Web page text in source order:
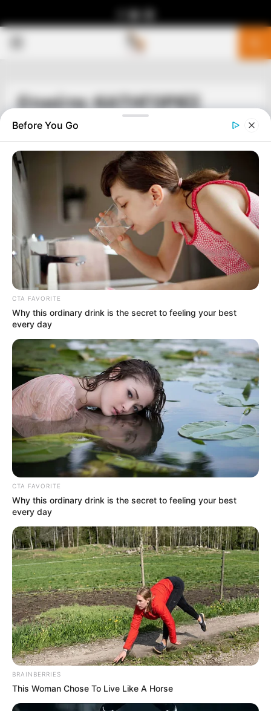
Ετικέτα: ΚΑΤΗΓΟΡΙΕΣ
ΑΠΟΨΕΙΣ ΡΟΗ ΤΩΝ ΑΡΘΡΩΝ
ΕΙΝΑΙ ΟΛΟΙ ΜΕ ΤΟ ΚΟΥΣΤΟΥΜΙ ΦΥΛΑΚΗΣ
ΚΑΙ ΤΗΝ ΒΑΛΙΤΣΑ ΣΤΟ ΧΕΡΙ
Η ΕΥΘΥΝΗ ΕΙΝΑΙ ΠΡΑΞΗ ΔΕΝ ΕΙΝΑΙ ΛΟΓΙΑ ΚΑΙ ΔΗΛΩΣΕΙΣ…. ΔΕΝ
ΥΠΑΡΧΕΙ ΣΩΤΗΡΙΑ ΓΙΑ ΟΛΟΥΣ ΑΥΤΟΥΣ ΟΤΙ ΚΑΙ ΝΑ ΚΑΝΟΥΝ
ΣΕ ΣΥΝΕΡΓΑΣΙΑ ΜΕ ΤΑ ΜΕΣΑ ΜΑΖΙΚΗΣ...
ΚΟΙΝΩΝΙΚΑ ΔΙΚΤΥΑ
FACEBOOK
YOUTUBE ΕΓΓΡΑΦΕΊΤΕ
EMAIL ΑΚΟΛΟΥΘΉΣΤΕ
Before You Go
CTA FAVORITE
Why this ordinary drink is the secret to feeling your best
every day
CTA FAVORITE
Why this ordinary drink is the secret to feeling your best
every day
BRAINBERRIES
This Woman Chose To Live Like A Horse